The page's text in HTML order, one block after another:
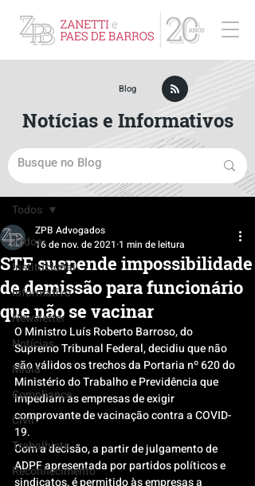
Post
Todos
Institucional
Informativo
Newsletter
Notícias
Mídia
Compliance
Civil
Trabalhista
Reconhecimento
Todos
STF suspende impossibilidade
de demissão para funcionário
que não se vacinar
ZPB Advogados
16 de nov. de 2021 1 min de leitura
O Ministro Luís Roberto Barroso, do
Supremo Tribunal Federal, decidiu que não
são válidos os trechos da Portaria nº 620 do
Ministério do Trabalho e Previdência que
impediam as empresas de exigir
comprovante de vacinação contra a COVID-
19.
Com a decisão, a partir de julgamento de
ADPF apresentada por partidos políticos e
sindicatos, é permitido às empresas a
Blog
Notícias e Informativos